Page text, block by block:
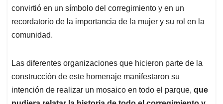
convirtió en un símbolo del corregimiento y en un
recordatorio de la importancia de la mujer y su rol en la
comunidad.
Las diferentes organizaciones que hicieron parte de la
construcción de este homenaje manifestaron su
intención de realizar un mosaico en todo el parque, que